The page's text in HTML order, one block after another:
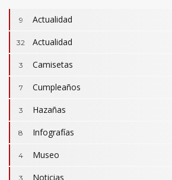
9 Actualidad
32 Actualidad
3 Camisetas
7 Cumpleaños
3 Hazañas
8 Infografías
4 Museo
3 Noticias